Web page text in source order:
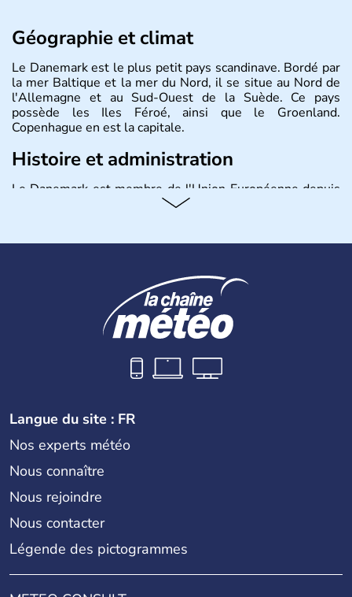
Géographie et climat
Le Danemark est le plus petit pays scandinave. Bordé par
la mer Baltique et la mer du Nord, il se situe au Nord de
l'Allemagne et au Sud-Ouest de la Suède. Ce pays
possède les Iles Féroé, ainsi que le Groenland.
Copenhague en est la capitale.
Histoire et administration
Le Danemark est membre de l'Union Européenne depuis
1973 et ses habitants s'appellent les Danois. Il possède
Langue du site : FR
Nos experts météo
Nous connaître
Nous rejoindre
Nous contacter
Légende des pictogrammes